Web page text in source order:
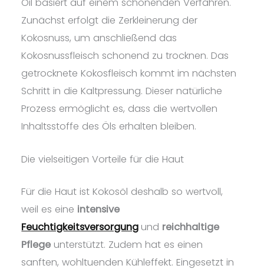
Oil basiert auf einem schonenden Verfahren.
Zunächst erfolgt die Zerkleinerung der
Kokosnuss, um anschließend das
Kokosnussfleisch schonend zu trocknen. Das
getrocknete Kokosfleisch kommt im nächsten
Schritt in die Kaltpressung. Dieser natürliche
Prozess ermöglicht es, dass die wertvollen
Inhaltsstoffe des Öls erhalten bleiben.
Die vielseitigen Vorteile für die Haut
Für die Haut ist Kokosöl deshalb so wertvoll,
weil es eine intensive
Feuchtigkeitsversorgung und reichhaltige
Pflege unterstützt. Zudem hat es einen
sanften, wohltuenden Kühleffekt. Eingesetzt in